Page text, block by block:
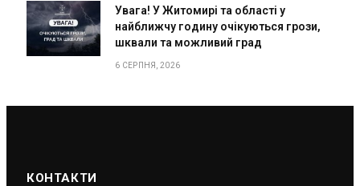
Увага! У Житомирі та області у
найближчу годину очікуються грози,
шквали та можливий град
6 СЕРПНЯ, 2026
КОНТАКТИ